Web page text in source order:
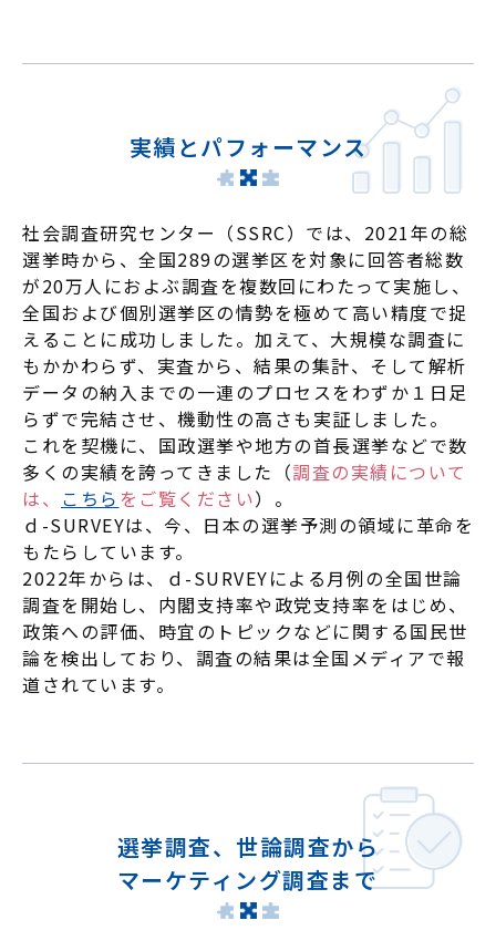
実績とパフォーマンス
社会調査研究センター（SSRC）では、2021年の総
選挙時から、全国289の選挙区を対象に回答者総数
が20万人におよぶ調査を複数回にわたって実施し、
全国および個別選挙区の情勢を極めて高い精度で捉
えることに成功しました。加えて、大規模な調査に
もかかわらず、実査から、結果の集計、そして解析
データの納入までの一連のプロセスをわずか１日足
らずで完結させ、機動性の高さも実証しました。
これを契機に、国政選挙や地方の首長選挙などで数
多くの実績を誇ってきました（調査の実績について
は、 こちら をご覧ください）。
ｄ-SURVEYは、今、日本の選挙予測の領域に革命を
もたらしています。
2022年からは、ｄ-SURVEYによる月例の全国世論
調査を開始し、内閣支持率や政党支持率をはじめ、
政策への評価、時宜のトピックなどに関する国民世
論を検出しており、調査の結果は全国メディアで報
道されています。
選挙調査、世論調査から
マーケティング調査まで